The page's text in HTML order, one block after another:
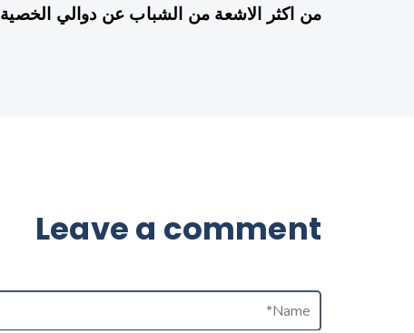
من اكثر الاشعة من الشباب عن دوالي الخصية
Leave a comment